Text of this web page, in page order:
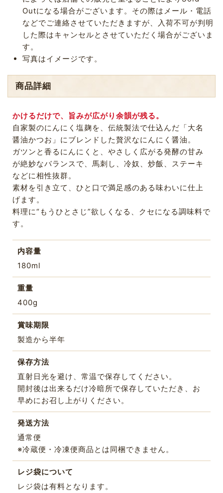
Outになる場合がございます。その際はメール・電話
などでご連絡させていただきますが、入荷不可が判明
した際はキャンセルとさせていただく場合がございま
す。
写真はイメージです。
商品詳細
かけるだけで、旨みが広がり余韻が残る。
自家製のにんにく塩麹を、伝統製法で仕込んだ「大名
醤油かつお」にブレンドした贅沢なにんにく醤油。
ガツンと香るにんにくと、やさしく広がる発酵の甘み
が絶妙なバランスで、馬刺し、冷奴、炒飯、ステーキ
などに相性抜群。
素材を引き立て、ひと口で満足感のある味わいに仕上
げます。
料理に“もうひとさじ”欲しくなる、クセになる調味料で
す。
内容量
180ml
重量
400g
賞味期限
製造から半年
保存方法
直射日光を避け、常温で保存してください。
開封後は出来るだけ冷暗所で保存していただき、お
早めにお召し上がりください。
発送方法
通常便
※冷蔵便・冷凍便商品とは同梱できません。
レジ袋について
レジ袋は有料となります。